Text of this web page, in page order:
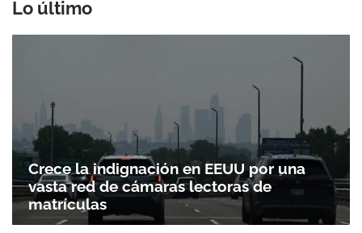
Lo último
Crece la indignación en EEUU por una
vasta red de cámaras lectoras de
matrículas